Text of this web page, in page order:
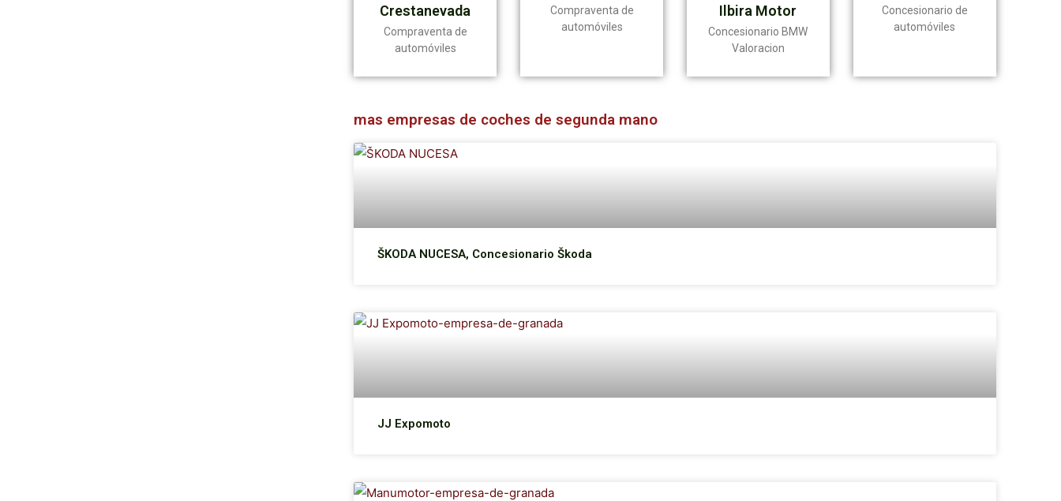
Crestanevada
Compraventa de
automóviles
Compraventa de
automóviles
Ilbira Motor
Concesionario BMW
Valoracion
Concesionario de
automóviles
mas empresas de coches de segunda mano
ŠKODA NUCESA, Concesionario Škoda
JJ Expomoto